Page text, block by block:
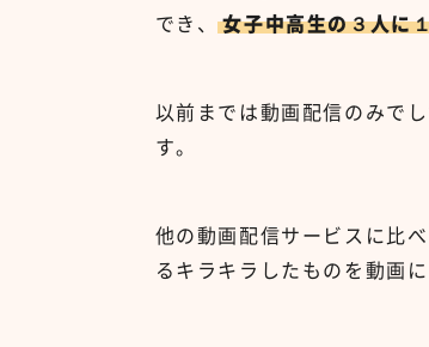
でき、 女子中高生の３人に
以前までは動画配信のみで
す。
他の動画配信サービスに比
るキラキラしたものを動画